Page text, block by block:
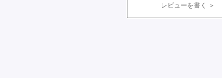
レビューを書く